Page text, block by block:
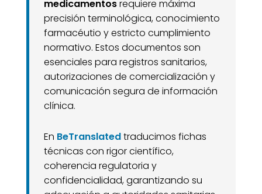
medicamentosrequiere máxima
precisión terminológica, conocimiento
farmacéutio y estricto cumplimiento
normativo. Estos documentos son
esenciales para registros sanitarios,
autorizaciones de comercialización y
comunicación segura de información
clínica.
En BeTranslatedtraducimos fichas
técnicas con rigor científico,
coherencia regulatoria y
confidencialidad, garantizando su